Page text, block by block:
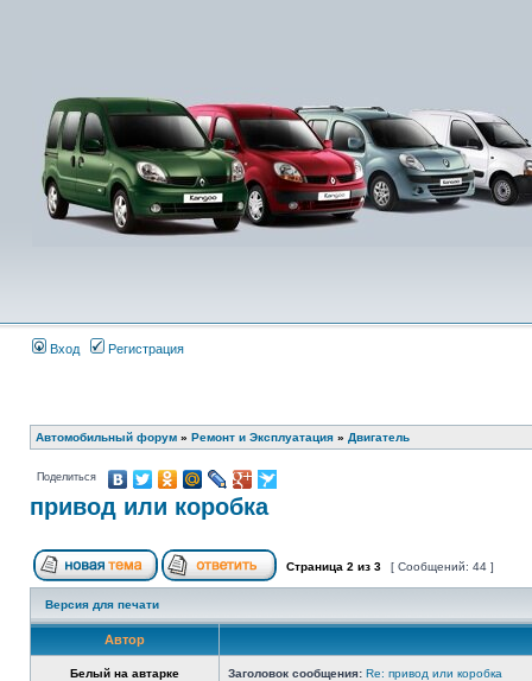
Вход Регистрация
Автомобильный форум » Ремонт и Эксплуатация » Двигатель
Поделиться
привод или коробка
Страница 2 из 3 [ Сообщений: 44 ]
Версия для печати
Автор
Белый на автарке Заголовок сообщения: Re: привод или коробка